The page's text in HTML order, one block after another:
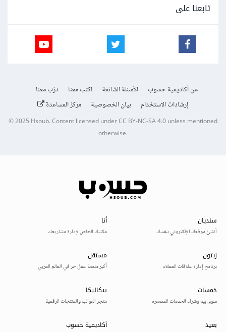
تابعنا على
عن أكاديمية حسوب الأسئلة الشائعة اكتب معنا
درّب معنا
إرشادات الاستخدام
بيان الخصوصية مركز المساعدة
© 2025Hsoub.Content licensed underCC BY-NC-SA 4.0unless mentioned
otherwise.